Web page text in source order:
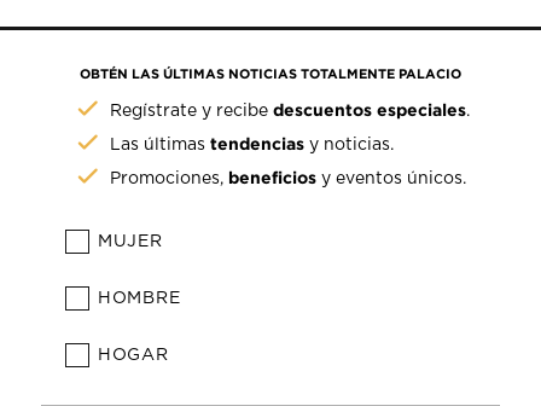
OBTÉN LAS ÚLTIMAS NOTICIAS TOTALMENTE PALACIO
Regístrate y recibedescuentos especiales.
Las últimastendencias y noticias.
Promociones, beneficios y eventos únicos.
MUJER
HOMBRE
HOGAR